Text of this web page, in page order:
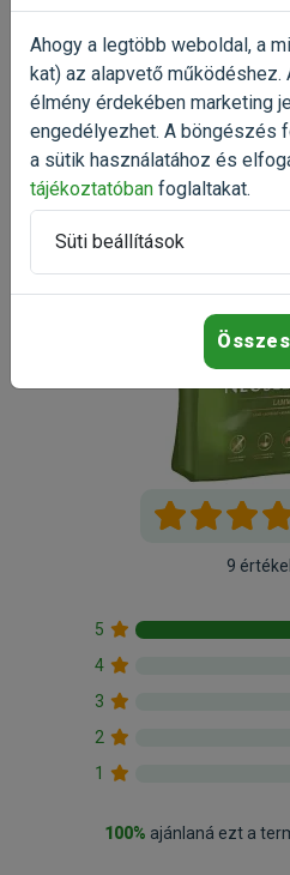
Antioxidáns, tokoferol
Analitikai összetevők:
Nyersfehérje 21,0%, nyerszsír
nyershamu 8,0%, kalcium 1,6%,
kálium 0,6%, magnézium 0,09%,
omega-3 zsírsavak 0,4%
Kapható kiszerelések: 1kg, 4kg,
Nettó
Oszd meg
9
5
4
3
2
1
100% ajánlaná ezt a
Ahogy a legtöbb weboldal, a
kat) az alapvető
élmény érdekében marketing
engedélyezhet. A böngészés
a sütik használatához és
tájékoztatóban foglaltakat.
Süti beállítások